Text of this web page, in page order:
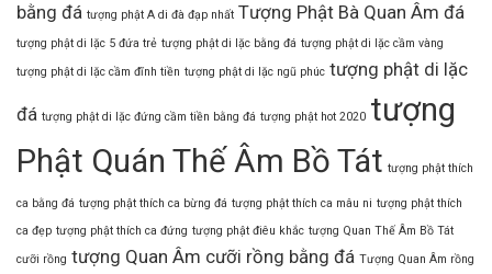
bằng đá tượng phật A di đà đạp nhất Tượng Phật Bà Quan Âm đá
tượng phật di lặc 5 đứa trẻ tượng phật di lặc bằng đá tượng phật di lặc cầm vàng
tượng phật di lặc cầm đĩnh tiền tượng phật di lặc ngũ phúc tượng phật di lặc
đá tượng phật di lặc đứng cầm tiền bằng đá tượng phật hot 2020 tượng
Phật Quán Thế Âm Bồ Tát tượng phật thích
ca bằng đá tượng phật thích ca bừng đá tượng phật thích ca mâu ni tượng phật thích
ca đẹp tượng phật thích ca đứng tượng phật điêu khắc tượng Quan Thế Âm Bồ Tát
cưỡi rồng tượng Quan Âm cưỡi rồng bằng đá Tượng Quan Âm rồng